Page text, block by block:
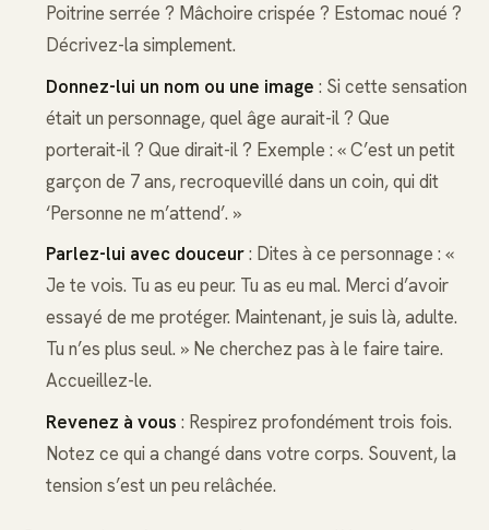
Poitrine serrée ? Mâchoire crispée ? Estomac noué ?
Décrivez-la simplement.
Donnez-lui un nom ou une image : Si cette sensation
était un personnage, quel âge aurait-il ? Que
porterait-il ? Que dirait-il ? Exemple : « C’est un petit
garçon de 7 ans, recroquevillé dans un coin, qui dit
‘Personne ne m’attend’. »
Parlez-lui avec douceur: Dites à ce personnage : «
Je te vois. Tu as eu peur. Tu as eu mal. Merci d’avoir
essayé de me protéger. Maintenant, je suis là, adulte.
Tu n’es plus seul. » Ne cherchez pas à le faire taire.
Accueillez-le.
Revenez à vous : Respirez profondément trois fois.
Notez ce qui a changé dans votre corps. Souvent, la
tension s’est un peu relâchée.